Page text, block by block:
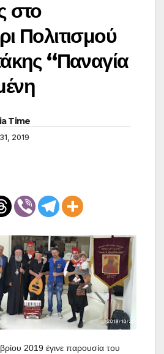
στο
Πολιτισμού
“Παναγία
Time
2019
2019 έγινε παρουσία του